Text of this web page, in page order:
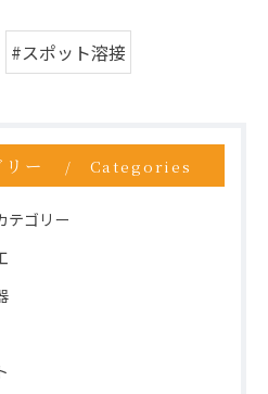
#スポット溶接
ー Categories
テゴリー